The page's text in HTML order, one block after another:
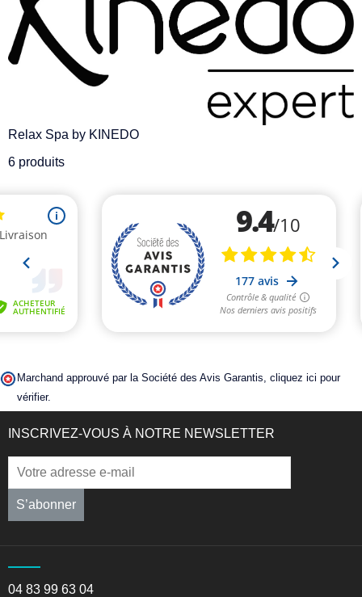
Relax Spa by KINEDO
6 produits
Marchand approuvé par la Société des Avis Garantis, cliquez ici pour
vérifier.
INSCRIVEZ-VOUS À NOTRE NEWSLETTER
S’abonner
04 83 99 63 04